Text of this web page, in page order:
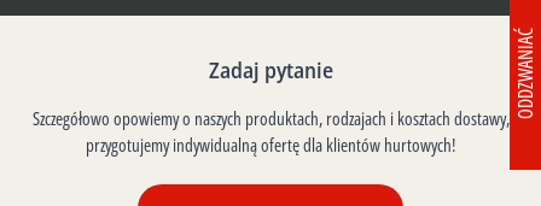
Zadaj pytanie
Szczegółowo opowiemy o naszych produktach, rodzajach i kosztach dostawy,
przygotujemy indywidualną ofertę dla klientów hurtowych!
ODDZWANIAĆ